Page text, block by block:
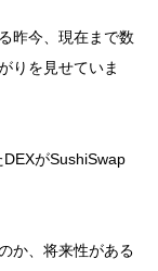
昨今、現在まで数
りを見せていま
がSushiSwap
か、将来性がある